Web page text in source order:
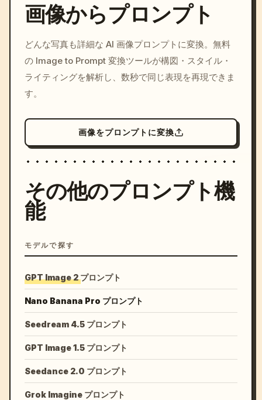
c, cyberpunk sunset, neon
colors, 8k --v 6.0
画像からプロンプト
どんな写真も詳細な AI 画像プロンプトに変換。無料
の Image to Prompt 変換ツールが構図・スタイル・
ライティングを解析し、数秒で同じ表現を再現できま
す。
画像をプロンプトに変換
その他のプロンプト機
能
モデルで探す
GPT Image 2 プロンプト
Nano Banana Pro プロンプト
Seedream 4.5 プロンプト
GPT Image 1.5 プロンプト
Seedance 2.0 プロンプト
Grok Imagine プロンプト